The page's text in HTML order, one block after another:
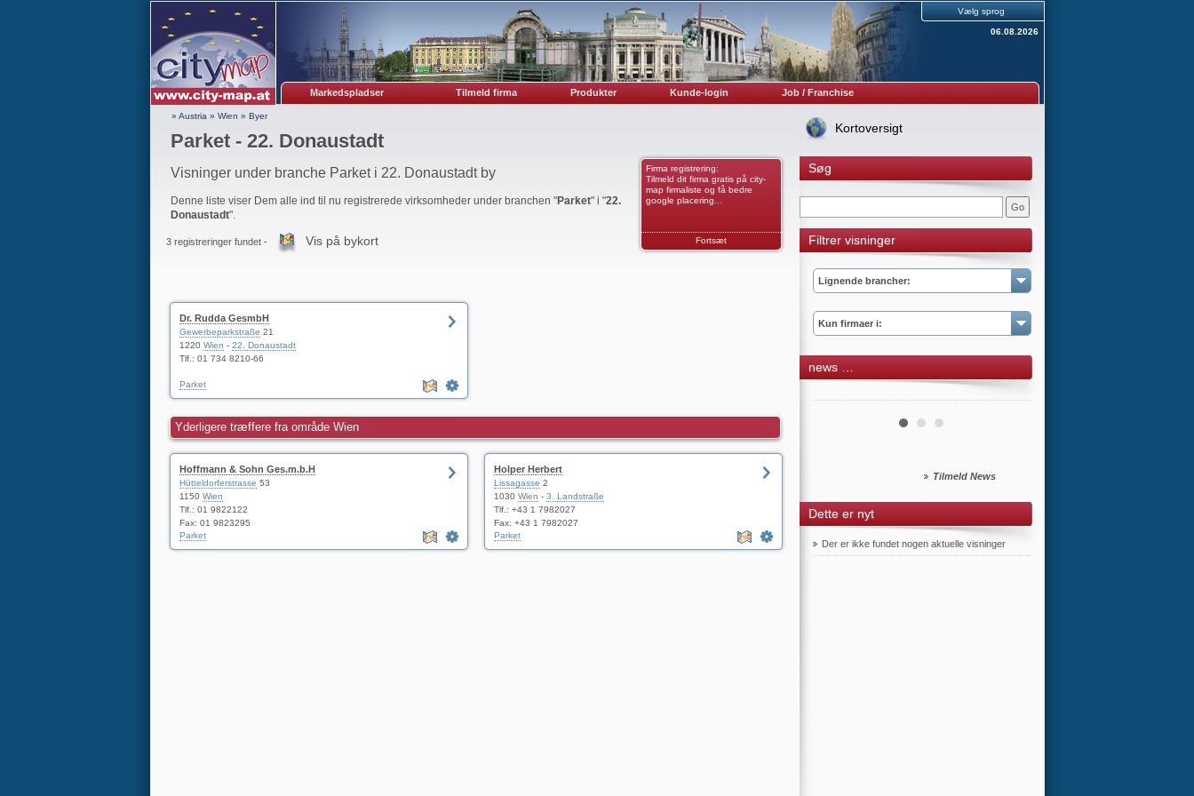
Vælg sprog
06.08.2026
Markedspladser Tilmeld firma Produkter Kunde-login Job / Franchise
» Austria » Wien » Byer
Parket - 22. Donaustadt
Visninger under branche Parket i 22. Donaustadt by
Firma registrering:
Tilmeld dit firma gratis på city-
map firmaliste og få bedre
google placering...
Fortsæt
Denne liste viser Dem alle ind til nu registrerede virksomheder under branchen "Parket" i "22.
Donaustadt".
3 registreringer fundet - Vis på bykort
Dr. Rudda GesmbH
Gewerbeparkstraße 21
1220 Wien - 22. Donaustadt
Tlf.: 01 734 8210-66
Parket
Yderligere træffere fra område Wien
Hoffmann & Sohn Ges.m.b.H
Hütteldorferstrasse 53
1150 Wien
Tlf.: 01 9822122
Fax: 01 9823295
Parket
Holper Herbert
Lissagasse 2
1030 Wien - 3. Landstraße
Tlf.: +43 1 7982027
Fax: +43 1 7982027
Parket
Kortoversigt
Søg
Filtrer visninger
Lignende brancher:
Kun firmaer i:
news …
Tilmeld News
Dette er nyt
Der er ikke fundet nogen aktuelle visninger